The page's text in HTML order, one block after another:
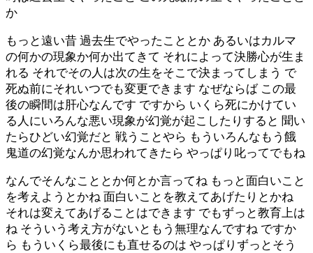
か
もっと遠い昔 過去生でやったこととか あるいはカルマ
の何かの現象か何か出てきて それによって決勝心が生ま
れる それでその人は次の生をそこで決まってしまう で
死ぬ前にそれいつでも変更できます なぜならば この最
後の瞬間は肝心なんです ですから いくら死にかけてい
る人にいろんな悪い現象が幻覚が起こしたりすると 聞い
たらひどい幻覚だと 戦うことやら もういろんなもう餓
鬼道の幻覚なんか思われてきたら やっぱり叱ってでもね
なんでそんなこととか何とか言ってね もっと面白いこと
を考えようとかね 面白いことを教えてあげたりとかね
それは変えてあげることはできます でもずっと教育上は
ね そういう考え方がないともう無理なんですね ですか
ら もういくら最後にも直せるのは やっぱりずっとそう